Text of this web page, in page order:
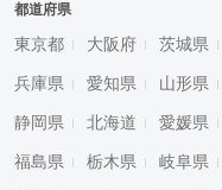
都道府県
東京都 大阪府 茨城県
兵庫県 愛知県 山形県
静岡県 北海道 愛媛県
福島県 栃木県 岐阜県